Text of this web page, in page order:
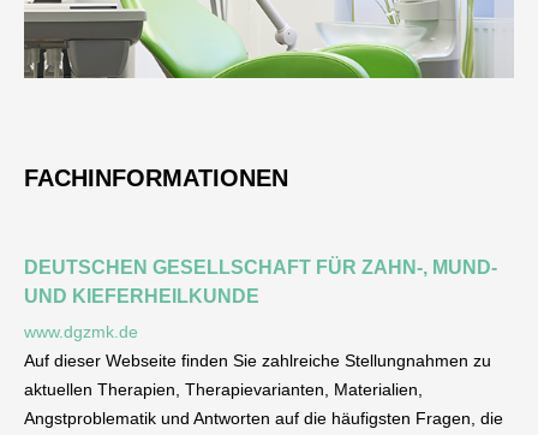
FACHINFORMATIONEN
DEUTSCHEN GESELLSCHAFT FÜR ZAHN-, MUND-
UND KIEFERHEILKUNDE
www.dgzmk.de
Auf dieser Webseite finden Sie zahlreiche Stellungnahmen zu
aktuellen Therapien, Therapievarianten, Materialien,
Angstproblematik und Antworten auf die häufigsten Fragen, die